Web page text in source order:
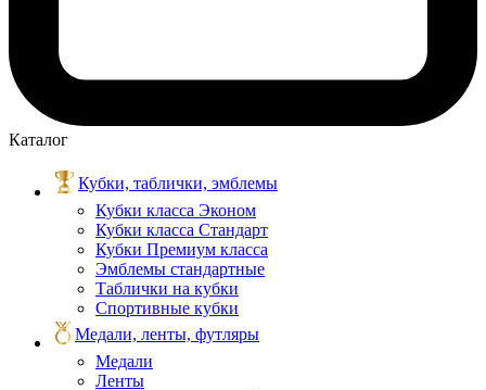
Каталог
Кубки, таблички, эмблемы
Кубки класса Эконом
Кубки класса Стандарт
Кубки Премиум класса
Эмблемы стандартные
Таблички на кубки
Спортивные кубки
Медали, ленты, футляры
Медали
Ленты